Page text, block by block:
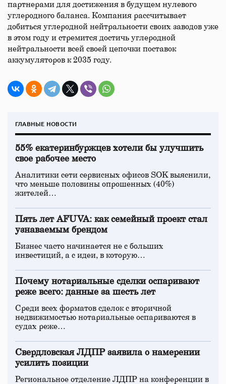
партнерами для достижения в будущем нулевого
углеродного баланса. Компания рассчитывает
добиться углеродной нейтральности своих заводов уже
в этом году и стремится достичь углеродной
нейтральности всей своей цепочки поставок
аккумуляторов к 2035 году.
ГЛАВНЫЕ НОВОСТИ
55% екатеринбуржцев хотели бы улучшить
свое рабочее место
Аналитики сети сервисных офисов SOK выяснили,
что меньше половины опрошенных (40%)
жителей…
Пять лет AFUVA: как семейный проект стал
узнаваемым брендом
Бизнес часто начинается не с больших
инвестиций, а с идеи, в которую…
Почему нотариальные сделки оспаривают
реже всего: данные за шесть лет
Среди всех форматов сделок с вторичной
недвижимостью нотариальные оспариваются в
судах реже…
Свердловская ЛДПР заявила о намерении
усилить позиции
Региональное отделение ЛДПР на конференции в